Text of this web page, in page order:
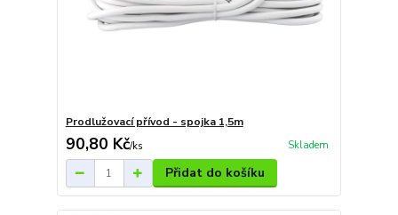
Prodlužovací přívod - spojka 1,5m
90,80 Kč/ks Skladem
Přidat do košíku